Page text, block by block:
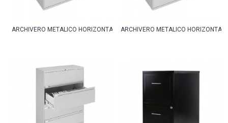
ARCHIVERO METALICO HORIZONTAL 5 GAVETAS 100CMARCHIVERO METALICO HORIZONTAL